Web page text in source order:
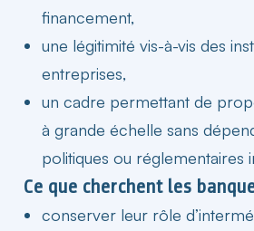
financement,
une légitimité vis-à-vis des
entreprises,
un cadre permettant de
à grande échelle sans
politiques ou réglementaires
Ce que cherchent les
conserver leur rôle